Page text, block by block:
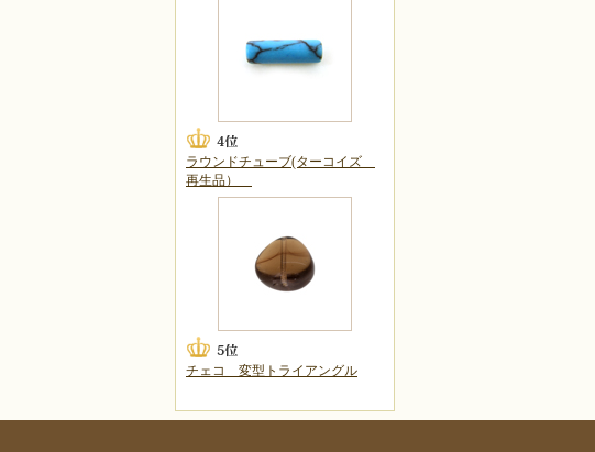
ラウンドチューブ(ターコイズ
再生品）
チェコ 変型トライアングル